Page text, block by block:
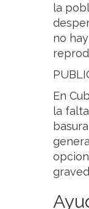
la
no
En
la